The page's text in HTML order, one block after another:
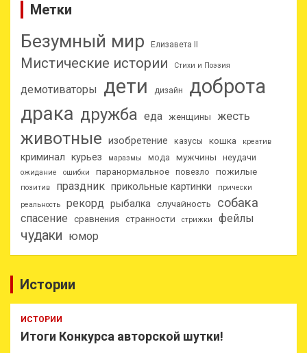
Метки
Безумный мир Елизавета II
Мистические истории Стихи и Поэзия
демотиваторы дети дизайн доброта
драка дружба еда женщины жесть
животные изобретение казусы кошка креатив
криминал курьез маразмы мода мужчины неудачи
ожидание ошибки паранормальное повезло пожилые
позитив праздник прикольные картинки
прически
реальность
рекорд рыбалка случайность собака
спасение сравнения странности стрижки фейлы
чудаки юмор
Истории
ИСТОРИИ
Итоги Конкурса авторской шутки!